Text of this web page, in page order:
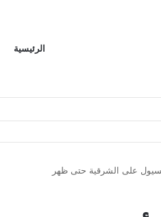
الرئيسية
على الشرقية حتى ظهر